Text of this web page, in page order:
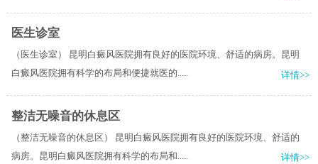
医生诊室
（医生诊室） 昆明白癜风医院拥有良好的医院环境、舒适的病房。昆明
白癜风医院拥有科学的布局和便捷就医的.....
详情>>
整洁无噪音的休息区
（整洁无噪音的休息区） 昆明白癜风医院拥有良好的医院环境、舒适的
病房。昆明白癜风医院拥有科学的布局和.....
详情>>